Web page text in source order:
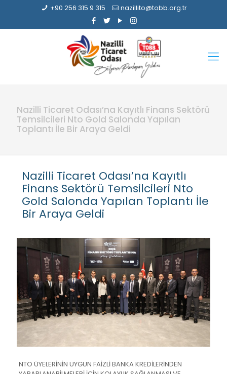
+90 256 315 9 315 nazillito@tobb.org.tr
Nazilli Ticaret Odası’na Kayıtlı Finans Sektörü
Temsilcileri Nto Gold Salonda Yapılan
Toplantı İle Bir Araya Geldi
Nazilli Ticaret Odası’na Kayıtlı
Finans Sektörü Temsilcileri Nto
Gold Salonda Yapılan Toplantı İle
Bir Araya Geldi
NTO ÜYELERİNİN UYGUN FAİZLİ BANKA KREDİLERİNDEN